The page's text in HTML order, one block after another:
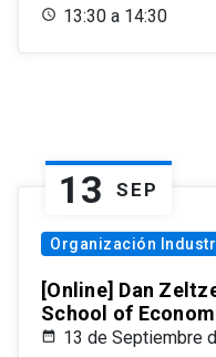
13:30 a 14:30
13 SEP
Organización
[Online] Dan
School of
13 de Septiembre